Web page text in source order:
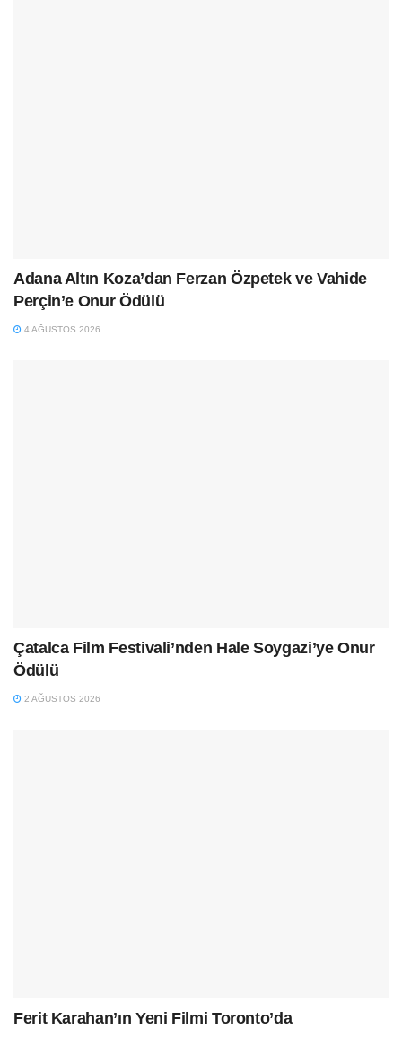
Adana Altın Koza’dan Ferzan Özpetek ve Vahide
Perçin’e Onur Ödülü
4 AĞUSTOS 2026
Çatalca Film Festivali’nden Hale Soygazi’ye Onur
Ödülü
2 AĞUSTOS 2026
Ferit Karahan’ın Yeni Filmi Toronto’da